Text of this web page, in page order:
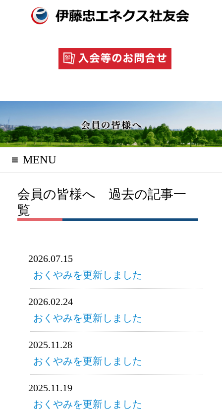
MENU
会員の皆様へ 過去の記事一
覧
2026.07.15
おくやみを更新しました
2026.02.24
おくやみを更新しました
2025.11.28
おくやみを更新しました
2025.11.19
おくやみを更新しました